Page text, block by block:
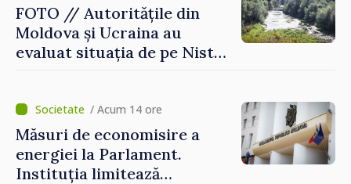
FOTO // Autoritățile din
Moldova și Ucraina au
evaluat situația de pe Nistru
/ Acum 14 ore
Măsuri de economisire a
energiei la Parlament.
Instituția limitează